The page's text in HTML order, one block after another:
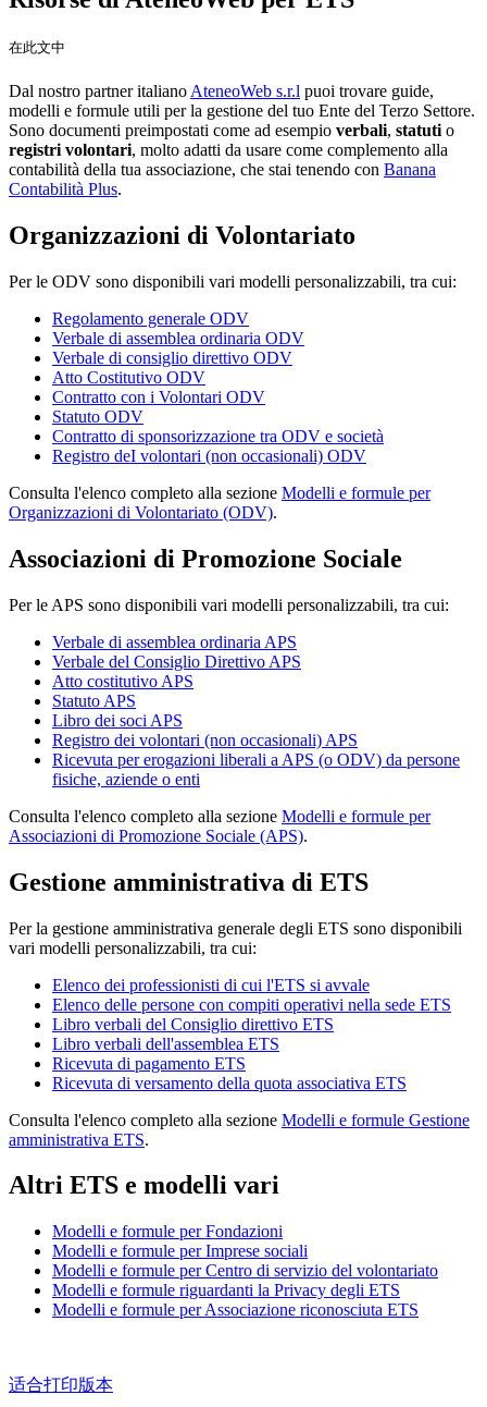
在此文中
Dal nostro partner italiano AteneoWeb s.r.l puoi trovare guide,
modelli e formule utili per la gestione del tuo Ente del Terzo Settore.
Sono documenti preimpostati come ad esempio verbali, statuti o
registri volontari, molto adatti da usare come complemento alla
contabilità della tua associazione, che stai tenendo con Banana
Contabilità Plus.
Organizzazioni di Volontariato
Per le ODV sono disponibili vari modelli personalizzabili, tra cui:
Regolamento generale ODV
Verbale di assemblea ordinaria ODV
Verbale di consiglio direttivo ODV
Atto Costitutivo ODV
Contratto con i Volontari ODV
Statuto ODV
Contratto di sponsorizzazione tra ODV e società
Registro deI volontari (non occasionali) ODV
Consulta l'elenco completo alla sezione Modelli e formule per
Organizzazioni di Volontariato (ODV).
Associazioni di Promozione Sociale
Per le APS sono disponibili vari modelli personalizzabili, tra cui:
Verbale di assemblea ordinaria APS
Verbale del Consiglio Direttivo APS
Atto costitutivo APS
Statuto APS
Libro dei soci APS
Registro dei volontari (non occasionali) APS
Ricevuta per erogazioni liberali a APS (o ODV) da persone
fisiche, aziende o enti
Consulta l'elenco completo alla sezione Modelli e formule per
Associazioni di Promozione Sociale (APS).
Gestione amministrativa di ETS
Per la gestione amministrativa generale degli ETS sono disponibili
vari modelli personalizzabili, tra cui:
Elenco dei professionisti di cui l'ETS si avvale
Elenco delle persone con compiti operativi nella sede ETS
Libro verbali del Consiglio direttivo ETS
Libro verbali dell'assemblea ETS
Ricevuta di pagamento ETS
Ricevuta di versamento della quota associativa ETS
Consulta l'elenco completo alla sezione Modelli e formule Gestione
amministrativa ETS.
Altri ETS e modelli vari
Modelli e formule per Fondazioni
Modelli e formule per Imprese sociali
Modelli e formule per Centro di servizio del volontariato
Modelli e formule riguardanti la Privacy degli ETS
Modelli e formule per Associazione riconosciuta ETS
适合打印版本